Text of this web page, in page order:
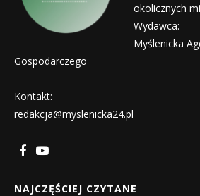
okolicznych
Wydawca:
Myślenicka
Gospodarczego
Kontakt:
redakcja@myslenicka24.pl
NAJCZĘŚCIEJ CZYTANE